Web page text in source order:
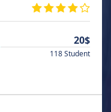
20$
118 Student